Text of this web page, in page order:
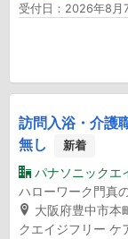
受付日：2026年8
訪問入浴・介護
無し
新着
パナソニックエ
ハローワーク門真
大阪府豊中市本
クエイジフリー ケ